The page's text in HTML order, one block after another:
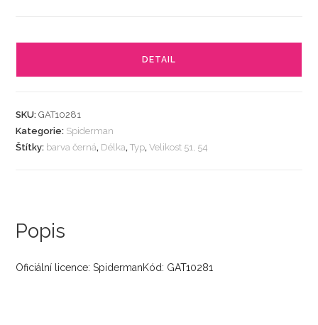
DETAIL
SKU:GAT10281
Kategorie: Spiderman
Štítky: barva černá, Délka,Typ,Velikost 51, 54
Popis
Oficiální licence: SpidermanKód: GAT10281